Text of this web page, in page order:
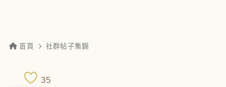
首頁 社群帖子集錦
35